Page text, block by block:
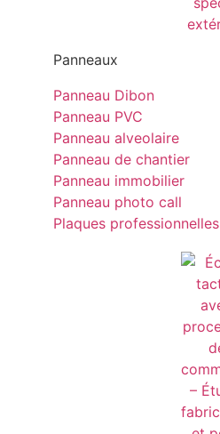
Panneaux
Panneau Dibon
Panneau PVC
Panneau alveolaire
Panneau de chantier
Panneau immobilier
Panneau photo call
Plaques professionnelles